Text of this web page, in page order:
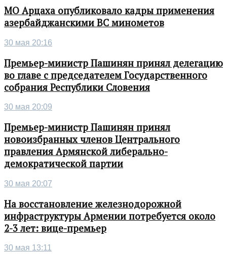
МО Арцаха опубликовало кадры применения
азербайджанскими ВС минометов
30 мая 20:16
Премьер-министр Пашинян принял делегацию
во главе с председателем Государственного
собрания Республики Словения
30 мая 20:09
Премьер-министр Пашинян принял
новоизбранных членов Центрального
правления Армянской либерально-
демократической партии
30 мая 20:07
На восстановление железнодорожной
инфраструктуры Армении потребуется около
2-3 лет: вице-премьер
30 мая 13:11